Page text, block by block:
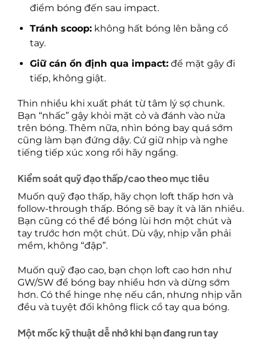
điểm bóng đến sau impact.
Tránh scoop:không hất bóng lên bằng cổ
tay.
Giữ cán ổn định qua impact:để mặt gậy đi
tiếp, không giật.
Thin nhiều khi xuất phát từ tâm lý sợ chunk.
Bạn “nhấc” gậy khỏi mặt cỏ và đánh vào nửa
trên bóng. Thêm nữa, nhìn bóng bay quá sớm
cũng làm bạn đứng dậy. Cứ giữ nhịp và nghe
tiếng tiếp xúc xong rồi hãy ngẩng.
Kiểm soát quỹ đạo thấp/cao theo mục tiêu
Muốn quỹ đạo thấp, hãy chọn loft thấp hơn và
follow-through thấp. Bóng sẽ bay ít và lăn nhiều.
Bạn cũng có thể để bóng lùi hơn một chút và
tay trước hơn một chút. Dù vậy, nhịp vẫn phải
mềm, không “đập”.
Muốn quỹ đạo cao, bạn chọn loft cao hơn như
GW/SW để bóng bay nhiều hơn và dừng sớm
hơn. Có thể hinge nhẹ nếu cần, nhưng nhịp vẫn
đều và tuyệt đối không flick cổ tay qua bóng.
Một mốc kỹ thuật dễ nhớ khi bạn đang run tay